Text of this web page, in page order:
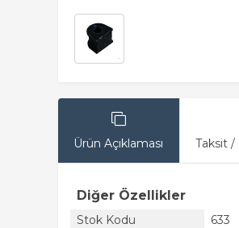
Ürün Açıklaması Taksit /
Diğer Özellikler
Stok Kodu
633